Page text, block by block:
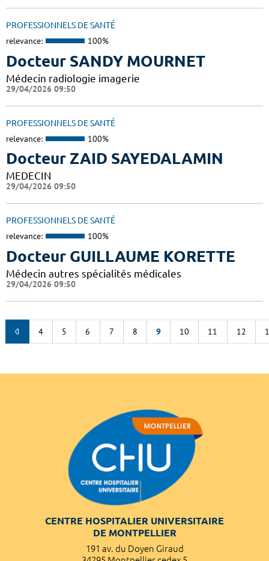
PROFESSIONNELS DE SANTÉ
relevance: 100%
Docteur SANDY MOURNET
Médecin radiologie imagerie
29/04/2026 09:50
PROFESSIONNELS DE SANTÉ
relevance: 100%
Docteur ZAID SAYEDALAMIN
MEDECIN
29/04/2026 09:50
PROFESSIONNELS DE SANTÉ
relevance: 100%
Docteur GUILLAUME KORETTE
Médecin autres spécialités médicales
29/04/2026 09:50
4 5 6 7 8 9 10 11 12
CENTRE HOSPITALIER UNIVERSITAIRE
DE MONTPELLIER
191 av. du Doyen Giraud